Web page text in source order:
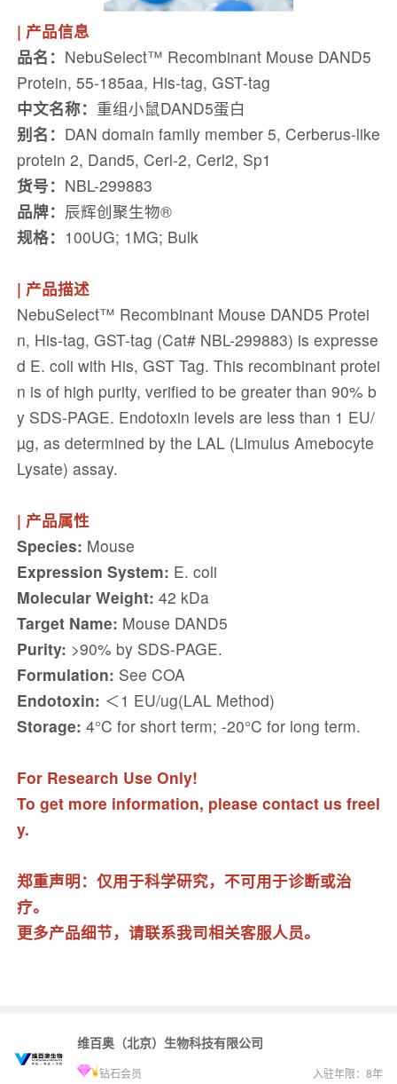
| 产品信息
品名： NebuSelect™ Recombinant Mouse DAND5
Protein, 55-185aa, His-tag, GST-tag
中文名称： 重组小鼠DAND5蛋白
别名： DAN domain family member 5, Cerberus-like
protein 2, Dand5, Cerl-2, Cerl2, Sp1
货号： NBL-299883
品牌： 辰辉创聚生物®️
规格： 100UG; 1MG; Bulk
| 产品描述
NebuSelect™ Recombinant Mouse DAND5 Protei
n, His-tag, GST-tag (Cat# NBL-299883) is expresse
d E. coli with His, GST Tag. This recombinant protei
n is of high purity, verified to be greater than 90% b
y SDS-PAGE. Endotoxin levels are less than 1 EU/
µg, as determined by the LAL (Limulus Amebocyte
Lysate) assay.
| 产品属性
Species: Mouse
Expression System: E. coli
Molecular Weight: 42 kDa
Target Name: Mouse DAND5
Purity: >90% by SDS-PAGE.
Formulation: See COA
Endotoxin: ＜1 EU/ug(LAL Method)
Storage: 4°C for short term; -20°C for long term.
For Research Use Only!
To get more information, please contact us freel
y.
郑重声明：仅用于科学研究，不可用于诊断或治
疗。
更多产品细节，请联系我司相关客服人员。
维百奥（北京）生物科技有限公司
钻石会员 入驻年限： 8年